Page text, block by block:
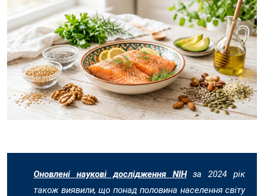
Оновлені наукові дослідження NIHза 2024 рік
також виявили, що понад половина населення світу